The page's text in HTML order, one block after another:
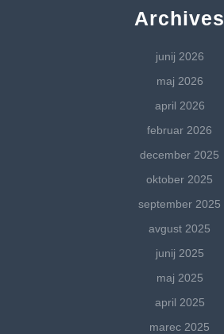
Archives
junij 2026
maj 2026
april 2026
februar 2026
december 2025
oktober 2025
september 2025
avgust 2025
junij 2025
maj 2025
april 2025
marec 2025